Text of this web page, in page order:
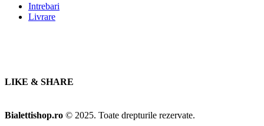
Intrebari
Livrare
LIKE & SHARE
Bialettishop.ro © 2025. Toate drepturile rezervate.